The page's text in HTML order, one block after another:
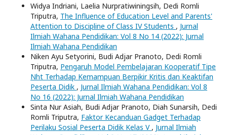
Widya Indriani, Laelia Nurpratiwiningsih, Dedi Romli
Triputra, The Influence of Education Level and Parents'
Attention to Discipline of Class IV Students , Jurnal
Ilmiah Wahana Pendidikan: Vol 8 No 14 (2022): Jurnal
Ilmiah Wahana Pendidikan
Niken Ayu Setyorini, Budi Adjar Pranoto, Dedi Romli
Triputra, Pengaruh Model Pembelajaran Kooperatif Tipe
Nht Terhadap Kemampuan Berpikir Kritis dan Keaktifan
Peserta Didik , Jurnal Ilmiah Wahana Pendidikan: Vol 8
No 16 (2022): Jurnal Ilmiah Wahana Pendidikan
Sinta Nur Asiah, Budi Adjar Pranoto, Diah Sunarsih, Dedi
Romli Triputra, Faktor Kecanduan Gadget Terhadap
Perilaku Sosial Peserta Didik Kelas V , Jurnal Ilmiah